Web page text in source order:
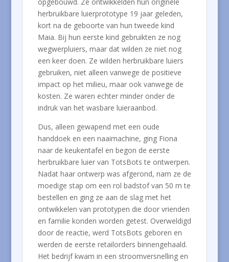
herbruikbare luierprototype 19 jaar geleden,
kort na de geboorte van hun tweede kind
Maia. Bij hun eerste kind gebruikten ze nog
wegwerpluiers, maar dat wilden ze niet nog
een keer doen. Ze wilden herbruikbare luiers
gebruiken, niet alleen vanwege de positieve
impact op het milieu, maar ook vanwege de
kosten. Ze waren echter minder onder de
indruk van het wasbare luieraanbod.
Dus, alleen gewapend met een oude
handdoek en een naaimachine, ging Fiona
naar de keukentafel en begon de eerste
herbruikbare luier van TotsBots te ontwerpen.
Nadat haar ontwerp was afgerond, nam ze de
moedige stap om een rol badstof van 50 m te
bestellen en ging ze aan de slag met het
ontwikkelen van prototypen die door vrienden
en familie konden worden getest. Overweldigd
door de reactie, werd TotsBots geboren en
werden de eerste retailorders binnengehaald.
Het bedrijf kwam in een stroomversnelling en